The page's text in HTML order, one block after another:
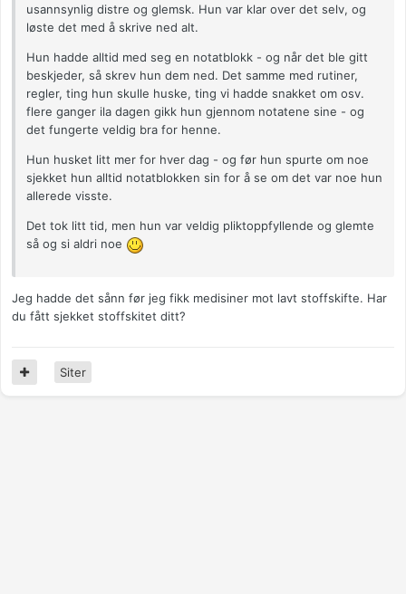
usannsynlig distre og glemsk. Hun var klar over det selv, og
løste det med å skrive ned alt.
Hun hadde alltid med seg en notatblokk - og når det ble gitt
beskjeder, så skrev hun dem ned. Det samme med rutiner,
regler, ting hun skulle huske, ting vi hadde snakket om osv.
flere ganger ila dagen gikk hun gjennom notatene sine - og
det fungerte veldig bra for henne.
Hun husket litt mer for hver dag - og før hun spurte om noe
sjekket hun alltid notatblokken sin for å se om det var noe hun
allerede visste.
Det tok litt tid, men hun var veldig pliktoppfyllende og glemte
så og si aldri noe
Jeg hadde det sånn før jeg fikk medisiner mot lavt stoffskifte. Har
du fått sjekket stoffskitet ditt?
Siter